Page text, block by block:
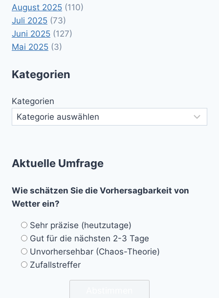
August 2025 (110)
Juli 2025 (73)
Juni 2025 (127)
Mai 2025 (3)
Kategorien
Kategorien
Aktuelle Umfrage
Wie schätzen Sie die Vorhersagbarkeit von
Wetter ein?
Sehr präzise (heutzutage)
Gut für die nächsten 2-3 Tage
Unvorhersehbar (Chaos-Theorie)
Zufallstreffer